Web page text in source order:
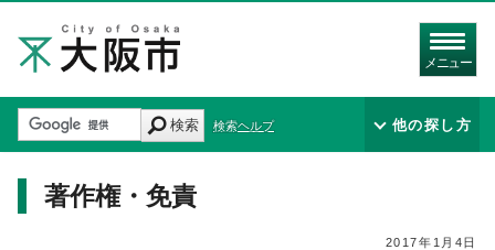
メニュー
検索 検索ヘルプ 他の探し方
著作権・免責
2017年1月4日